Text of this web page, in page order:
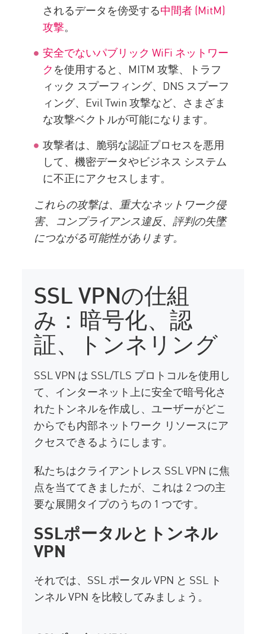
されるデータを傍受する中間者 (MitM)
攻撃。
安全でないパブリック WiFi ネットワー
クを使用すると、MITM 攻撃、トラフ
ィック スプーフィング、DNS スプーフ
ィング、Evil Twin 攻撃など、さまざま
な攻撃ベクトルが可能になります。
攻撃者は、脆弱な認証プロセスを悪用
して、機密データやビジネス システム
に不正にアクセスします。
これらの攻撃は、重大なネットワーク侵
害、コンプライアンス違反、評判の失墜
につながる可能性があります。
SSL VPNの仕組
み：暗号化、認
証、トンネリング
SSL VPN は SSL/TLS プロトコルを使用し
て、インターネット上に安全で暗号化さ
れたトンネルを作成し、ユーザーがどこ
からでも内部ネットワーク リソースにア
クセスできるようにします。
私たちはクライアントレス SSL VPN に焦
点を当ててきましたが、これは 2 つの主
要な展開タイプのうちの 1 つです。
SSLポータルとトンネル
VPN
それでは、SSL ポータル VPN と SSL ト
ンネル VPN を比較してみましょう。